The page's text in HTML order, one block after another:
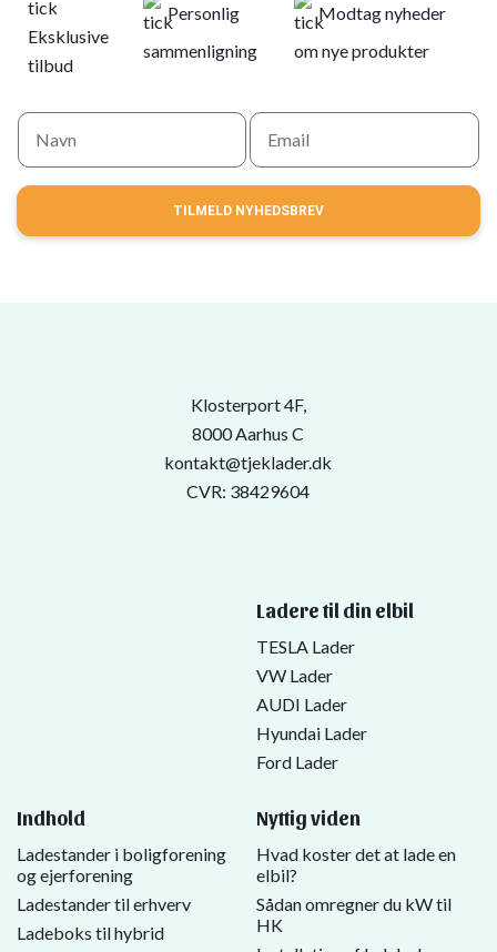
Eksklusive
tilbud
Personlig
sammenligning
Modtag nyheder
om nye produkter
TILMELD NYHEDSBREV
Klosterport 4F,
8000 Aarhus C
kontakt@tjeklader.dk
CVR: 38429604
Ladere til din elbil
TESLA Lader
VW Lader
AUDI Lader
Hyundai Lader
Ford Lader
Indhold
Ladestander i boligforening
og ejerforening
Ladestander til erhverv
Ladeboks til hybrid
Nyttig viden
Hvad koster det at lade en
elbil?
Sådan omregner du kW til
HK